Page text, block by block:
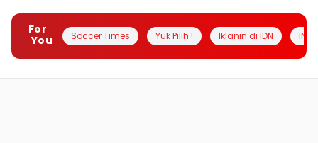
For
You
Soccer Times Yuk Pilih ! Iklanin di IDN